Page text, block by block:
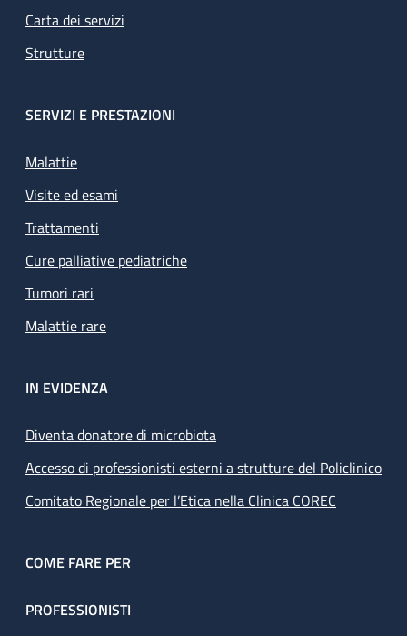
Carta dei servizi
Strutture
SERVIZI E PRESTAZIONI
Malattie
Visite ed esami
Trattamenti
Cure palliative pediatriche
Tumori rari
Malattie rare
IN EVIDENZA
Diventa donatore di microbiota
Accesso di professionisti esterni a strutture del Policlinico
Comitato Regionale per l’Etica nella Clinica COREC
COME FARE PER
PROFESSIONISTI